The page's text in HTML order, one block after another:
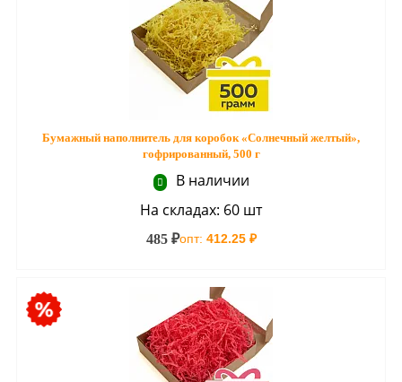
Бумажный наполнитель для коробок «Солнечный желтый»,
гофрированный, 500 г
В наличии
На складах: 60 шт
485 ₽опт: 412.25 ₽